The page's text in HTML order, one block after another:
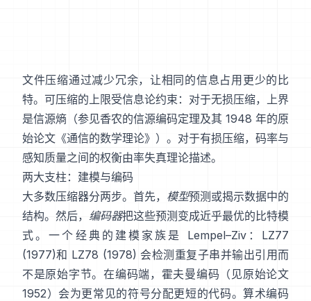
文件压缩通过减少冗余，让相同的信息占用更少的比
特。可压缩的上限受信息论约束：对于无损压缩，上界
是信源熵（参见香农的信源编码定理及其 1948 年的原
始论文 《通信的数学理论》 ）。对于有损压缩，码率与
感知质量之间的权衡由率失真理论描述。
两大支柱：建模与编码
大多数压缩器分两步。首先， 模型预测或揭示数据中的
结构。然后， 编码器把这些预测变成近乎最优的比特模
式。一个经典的建模家族是 Lempel–Ziv： LZ77
(1977)和 LZ78 (1978) 会检测重复子串并输出引用而
不是原始字节。在编码端， 霍夫曼编码 （见原始论文
1952）会为更常见的符号分配更短的代码。算术编码